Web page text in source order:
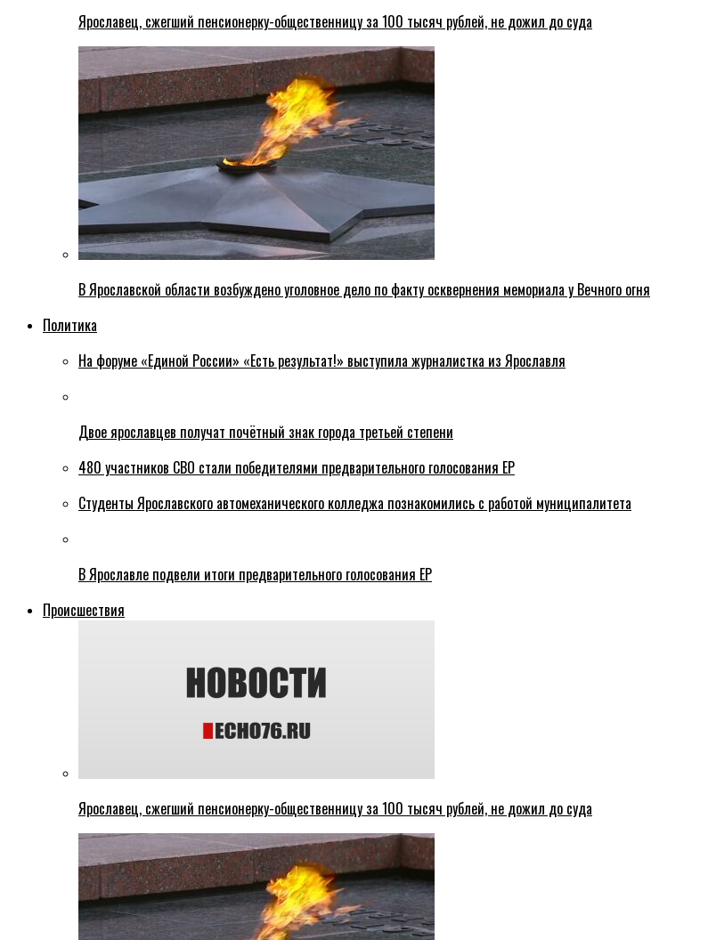
Ярославец, сжегший пенсионерку-общественницу за 100 тысяч рублей, не дожил до суда
В Ярославской области возбуждено уголовное дело по факту осквернения мемориала у Вечного огня
Политика
На форуме «Единой России» «Есть результат!» выступила журналистка из Ярославля
Двое ярославцев получат почётный знак города третьей степени
480 участников СВО стали победителями предварительного голосования ЕР
Студенты Ярославского автомеханического колледжа познакомились с работой муниципалитета
В Ярославле подвели итоги предварительного голосования ЕР
Происшествия
Ярославец, сжегший пенсионерку-общественницу за 100 тысяч рублей, не дожил до суда